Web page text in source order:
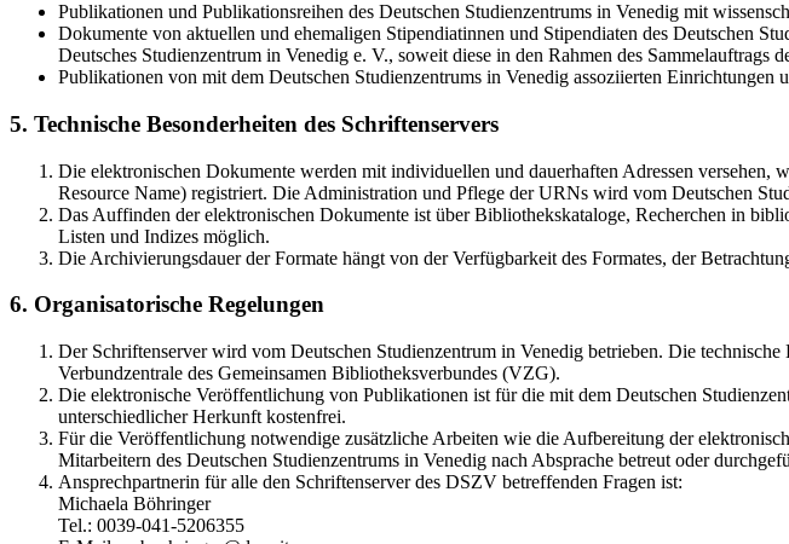
Publikationen und Publikationsreihen des Deutschen Studienzentrums in Venedig mit
Dokumente von aktuellen und ehemaligen Stipendiatinnen und Stipendiaten des Deutschen
Deutsches Studienzentrum in Venedig e. V., soweit diese in den Rahmen des Sammelauftrags
Publikationen von mit dem Deutschen Studienzentrums in Venedig assoziierten Einrichtungen
5. Technische Besonderheiten des Schriftenservers
Die elektronischen Dokumente werden mit individuellen und dauerhaften Adressen
Resource Name) registriert. Die Administration und Pflege der URNs wird vom Deutschen
Das Auffinden der elektronischen Dokumente ist über Bibliothekskataloge, Recherchen in
Listen und Indizes möglich.
Die Archivierungsdauer der Formate hängt von der Verfügbarkeit des Formates, der
6. Organisatorische Regelungen
Der Schriftenserver wird vom Deutschen Studienzentrum in Venedig betrieben. Die
Verbundzentrale des Gemeinsamen Bibliotheksverbundes (VZG).
Die elektronische Veröffentlichung von Publikationen ist für die mit dem Deutschen
unterschiedlicher Herkunft kostenfrei.
Für die Veröffentlichung notwendige zusätzliche Arbeiten wie die Aufbereitung der
Mitarbeitern des Deutschen Studienzentrums in Venedig nach Absprache betreut oder
Ansprechpartnerin für alle den Schriftenserver des DSZV betreffenden Fragen ist:
Michaela Böhringer
Tel.: 0039-041-5206355